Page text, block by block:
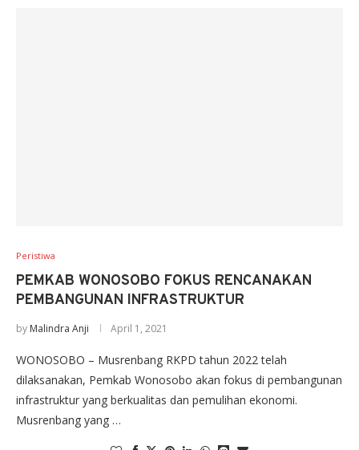
Peristiwa
PEMKAB WONOSOBO FOKUS RENCANAKAN
PEMBANGUNAN INFRASTRUKTUR
by Malindra Anji April 1, 2021
WONOSOBO – Musrenbang RKPD tahun 2022 telah
dilaksanakan, Pemkab Wonosobo akan fokus di pembangunan
infrastruktur yang berkualitas dan pemulihan ekonomi.
Musrenbang yang …